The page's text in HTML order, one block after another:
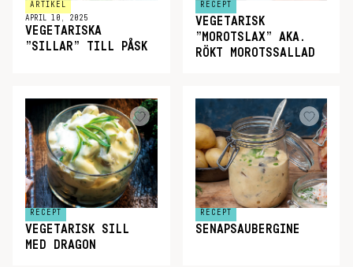
ARTIKEL
APRIL 10, 2025
VEGETARISKA
”SILLAR” TILL PÅSK
RECEPT
VEGETARISK
”MOROTSLAX” AKA.
RÖKT MOROTSSALLAD
RECEPT
VEGETARISK SILL
MED DRAGON
RECEPT
SENAPSAUBERGINE